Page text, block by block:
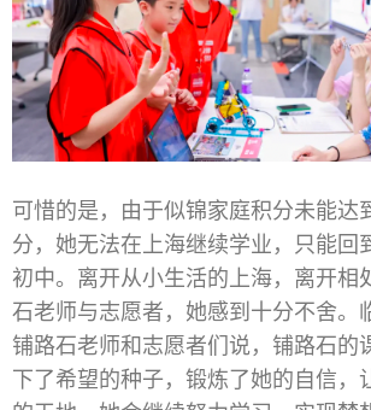
可惜的是，由于似锦家庭积分未能达
分，她无法在上海继续学业，只能回
初中。离开从小生活的上海，离开相
石老师与志愿者，她感到十分不舍。
铺路石老师和志愿者们说，铺路石的
下了希望的种子，锻炼了她的自信，